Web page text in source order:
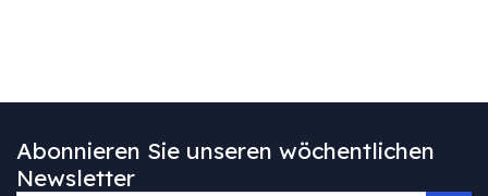
Abonnieren Sie unseren wöchentlichen
Newsletter